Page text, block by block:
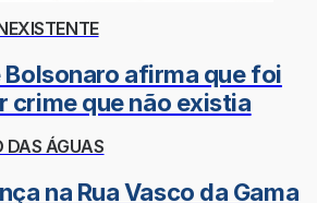
afirma que foi
crime que não existia
DAS ÁGUAS
na Rua Vasco da Gama